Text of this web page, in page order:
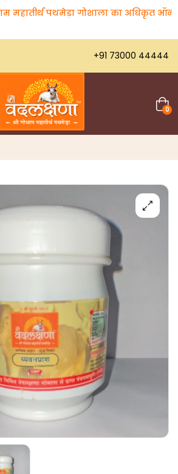
महातीर्थ पथमेड़ा गोशाला का अधिकृत
+91 73000 44444
0